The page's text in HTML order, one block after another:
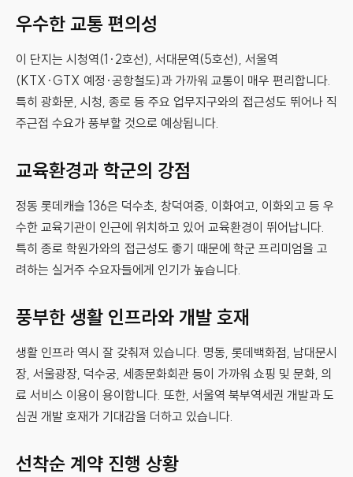
우수한 교통 편의성
이 단지는 시청역(1·2호선), 서대문역(5호선), 서울역
(KTX·GTX 예정·공항철도)과 가까워 교통이 매우 편리합니다.
특히 광화문, 시청, 종로 등 주요 업무지구와의 접근성도 뛰어나 직
주근접 수요가 풍부할 것으로 예상됩니다.
교육환경과 학군의 강점
정동 롯데캐슬 136은 덕수초, 창덕여중, 이화여고, 이화외고 등 우
수한 교육기관이 인근에 위치하고 있어 교육환경이 뛰어납니다.
특히 종로 학원가와의 접근성도 좋기 때문에 학군 프리미엄을 고
려하는 실거주 수요자들에게 인기가 높습니다.
풍부한 생활 인프라와 개발 호재
생활 인프라 역시 잘 갖춰져 있습니다. 명동, 롯데백화점, 남대문시
장, 서울광장, 덕수궁, 세종문화회관 등이 가까워 쇼핑 및 문화, 의
료 서비스 이용이 용이합니다. 또한, 서울역 북부역세권 개발과 도
심권 개발 호재가 기대감을 더하고 있습니다.
선착순 계약 진행 상황